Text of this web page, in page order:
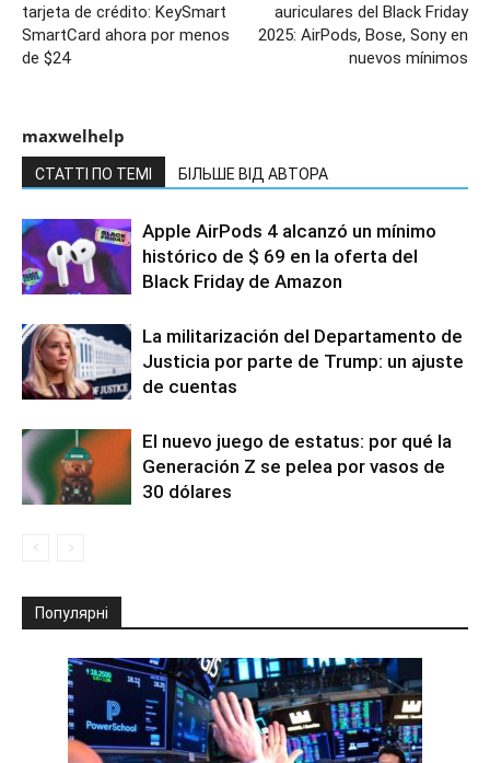
tarjeta de crédito: KeySmart
SmartCard ahora por menos
de $24
auriculares del Black Friday
2025: AirPods, Bose, Sony en
nuevos mínimos
maxwelhelp
СТАТТІ ПО ТЕМІ БІЛЬШЕ ВІД АВТОРА
Apple AirPods 4 alcanzó un mínimo
histórico de $ 69 en la oferta del
Black Friday de Amazon
La militarización del Departamento de
Justicia por parte de Trump: un ajuste
de cuentas
El nuevo juego de estatus: por qué la
Generación Z se pelea por vasos de
30 dólares
Популярні